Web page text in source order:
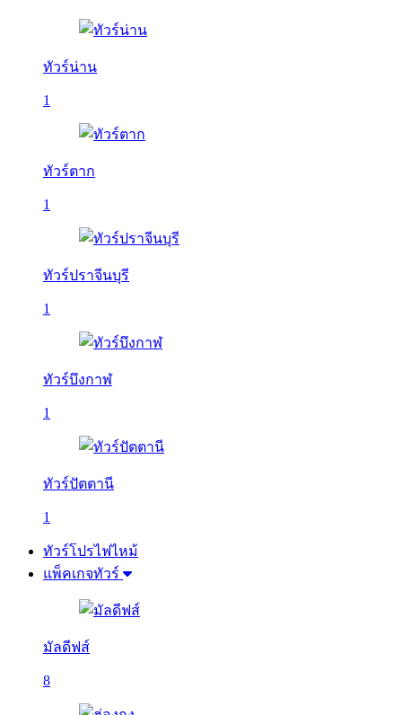
ทัวร์น่าน
1
ทัวร์ตาก
1
ทัวร์ปราจีนบุรี
1
ทัวร์บึงกาฬ
1
ทัวร์ปัตตานี
1
ทัวร์โปรไฟไหม้
แพ็คเกจทัวร์
มัลดีฟส์
8